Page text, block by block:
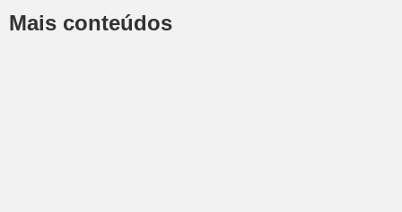
Mais conteúdos